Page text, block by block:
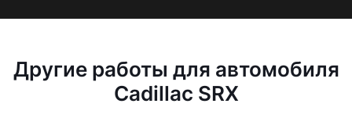
Другие работы для автомобиля
Cadillac SRX